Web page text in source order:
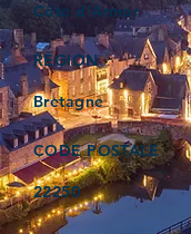
Côte d’Armor
RÉGION
Bretagne
CODE POSTALE
22250